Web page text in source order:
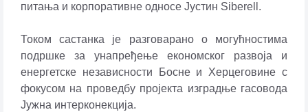
питања и корпоративне односе Јустин Siberell.
Током састанка је разговарано о могућностима
подршке за унапређење економског развоја и
енергетске независности Босне и Херцеговине с
фокусом на проведбу пројекта изградње гасовода
Јужна интерконекција.